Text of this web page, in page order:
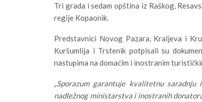
Tri grada i sedam opština iz Raškog,
regije Kopaonik.
Predstavnici Novog Pazara, Kraljeva i
Kuršumlija i Trstenik potpisali su
nastupima na domaćim i inostranim
„Sporazum garantuje kvalitetnu
nadležnog ministarstva i inostranih